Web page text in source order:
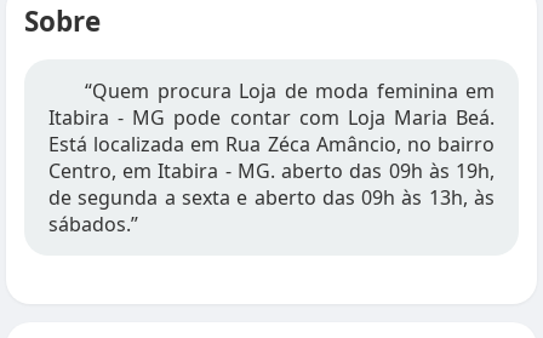
Sobre
“Quem procura Loja de moda feminina em
Itabira - MG pode contar com Loja Maria Beá.
Está localizada em Rua Zéca Amâncio, no bairro
Centro, em Itabira - MG. aberto das 09h às 19h,
de segunda a sexta e aberto das 09h às 13h, às
sábados.”